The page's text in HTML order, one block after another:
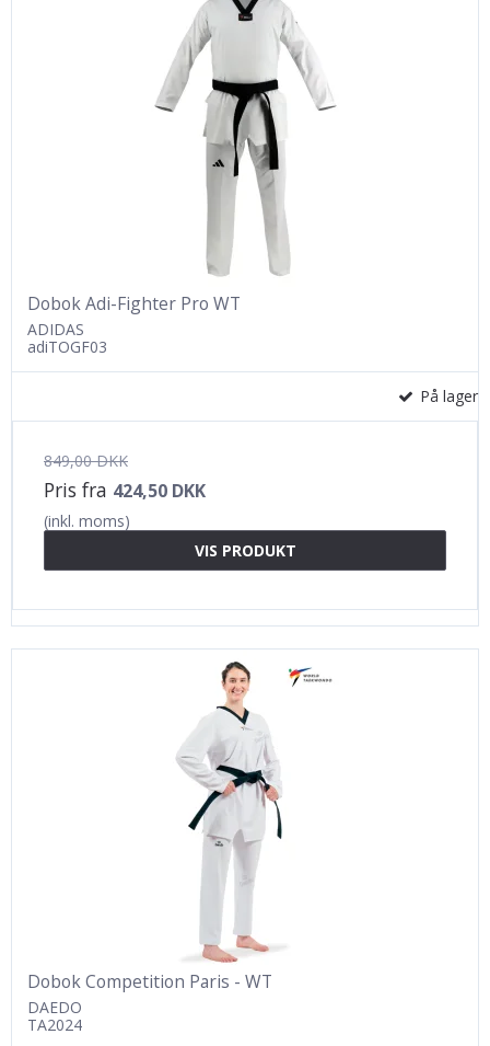
Dobok Adi-Fighter Pro WT
ADIDAS
adiTOGF03
På lager
849,00 DKK
Pris fra 424,50 DKK
(inkl. moms)
VIS PRODUKT
Dobok Competition Paris - WT
DAEDO
TA2024